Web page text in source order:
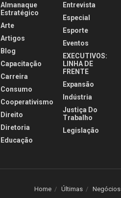
Almanaque
Estratégico
Arte
Artigos
Blog
Capacitação
Carreira
Consumo
Cooperativismo
Direito
Diretoria
Educação
Entrevista
Especial
Esporte
Eventos
EXECUTIVOS:
LINHA DE
FRENTE
Expansão
Indústria
Justiça Do
Trabalho
Legislação
Home Últimas Negócios